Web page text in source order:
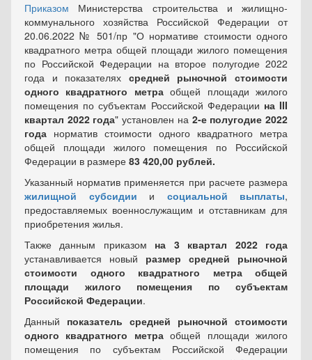
Приказом Министерства строительства и жилищно-
коммунального хозяйства Российской Федерации от
20.06.2022 № 501/пр "О нормативе стоимости одного
квадратного метра общей площади жилого помещения
по Российской Федерации на второе полугодие 2022
года и показателях средней рыночной стоимости
одного квадратного метраобщей площади жилого
помещения по субъектам Российской Федерации на III
квартал 2022 года" установлен на 2-е полугодие 2022
года норматив стоимости одного квадратного метра
общей площади жилого помещения по Российской
Федерации в размере 83 420,00 рублей.
Указанный норматив применяется при расчете размера
жилищной субсидии и социальной выплаты,
предоставляемых военнослужащим и отставникам для
приобретения жилья.
Также данным приказом на 3 квартал 2022 года
устанавливается новый размер средней рыночной
стоимости одного квадратного метра общей
площади жилого помещения по субъектам
Российской Федерации.
Данный показатель средней рыночной стоимости
одного квадратного метраобщей площади жилого
помещения по субъектам Российской Федерации